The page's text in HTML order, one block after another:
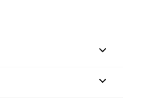

